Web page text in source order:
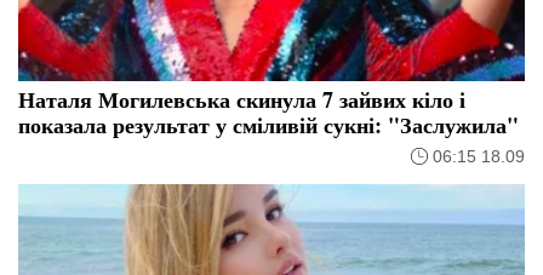
Наталя Могилевська скинула 7 зайвих кіло і
показала результат у сміливій сукні: "Заслужила"
06:15 18.09